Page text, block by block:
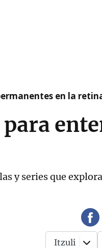
en la
y series que
Itzuli